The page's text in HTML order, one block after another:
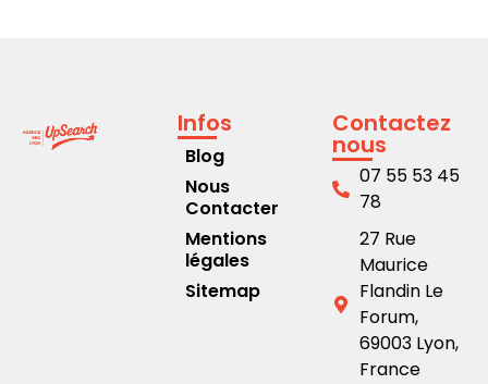
Infos
Blog
Nous
Contacter
Mentions
légales
Sitemap
Contactez
nous
07 55 53 45
78
27 Rue
Maurice
Flandin Le
Forum,
69003 Lyon,
France